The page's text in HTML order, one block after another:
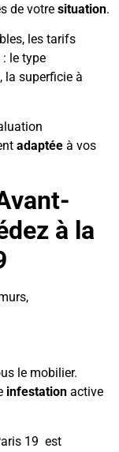
de votre situation.
les tarifs
: le type
la superficie à
adaptée à vos
à la
le mobilier.
infestation active
19 est